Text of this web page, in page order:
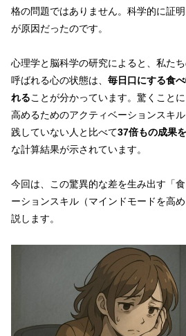
格の問題ではありません。科学的に証
が原因だったのです。
心理学と脳科学の研究によると、私た
呼ばれる心の状態は、 毎日口にする食
れることが分かっています。驚くこと
高めるためのアクティベーションスキ
践していない人と比べて37倍もの成果
な計算結果が示されています。
今回は、この驚異的な差を生み出す「
ーションスキル（マインドモードを高
説します。